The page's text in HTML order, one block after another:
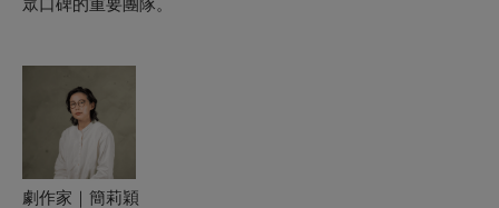
劇作家｜簡莉穎